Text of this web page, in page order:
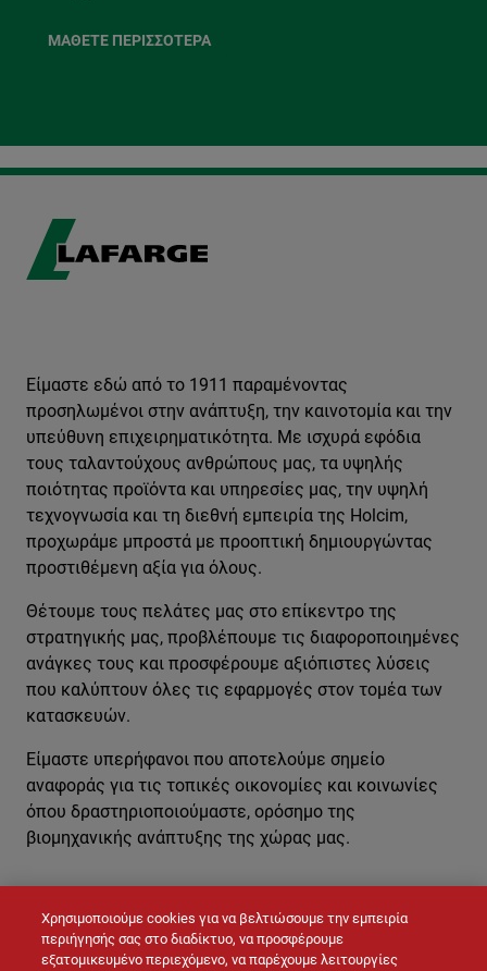
MΆΘΕΤΕ ΠΕΡΙΣΣΌΤΕΡΑ
ΕΠΙΚΟΙΝΩΝΉΣΤΕ ΜΑΖΊ ΜΑΣ
Είμαστε εδώ από το 1911 παραμένοντας
προσηλωμένοι στην ανάπτυξη, την καινοτομία και την
υπεύθυνη επιχειρηματικότητα. Με ισχυρά εφόδια
τους ταλαντούχους ανθρώπους μας, τα υψηλής
ποιότητας προϊόντα και υπηρεσίες μας, την υψηλή
τεχνογνωσία και τη διεθνή εμπειρία της Holcim,
προχωράμε μπροστά με προοπτική δημιουργώντας
προστιθέμενη αξία για όλους.
Θέτουμε τους πελάτες μας στο επίκεντρο της
στρατηγικής μας, προβλέπουμε τις διαφοροποιημένες
ανάγκες τους και προσφέρουμε αξιόπιστες λύσεις
που καλύπτουν όλες τις εφαρμογές στον τομέα των
κατασκευών.
Είμαστε υπερήφανοι που αποτελούμε σημείο
αναφοράς για τις τοπικές οικονομίες και κοινωνίες
όπου δραστηριοποιούμαστε, ορόσημο της
βιομηχανικής ανάπτυξης της χώρας μας.
Χρησιμοποιούμε cookies για να βελτιώσουμε την εμπειρία
περιήγησής σας στο διαδίκτυο, να προσφέρουμε
εξατομικευμένο περιεχόμενο, να παρέχουμε λειτουργίες